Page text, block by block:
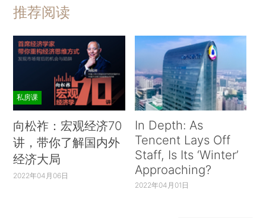
推荐阅读
私房课
向松祚：宏观经济70
讲，带你了解国内外
经济大局
2022年04月06日
In Depth: As
Tencent Lays Off
Staff, Is Its ‘Winter’
Approaching?
2022年04月01日